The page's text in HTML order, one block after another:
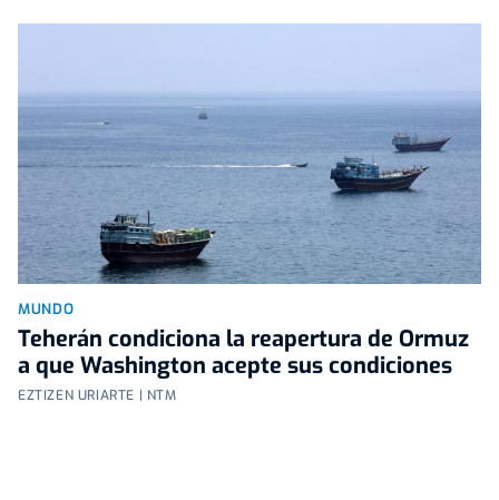
MUNDO
Teherán condiciona la reapertura de Ormuz
a que Washington acepte sus condiciones
EZTIZEN URIARTE | NTM